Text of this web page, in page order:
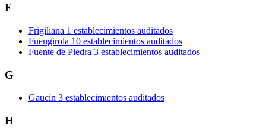
F
Frigiliana 1 establecimientos auditados
Fuengirola 10 establecimientos auditados
Fuente de Piedra 3 establecimientos auditados
G
Gaucín 3 establecimientos auditados
H